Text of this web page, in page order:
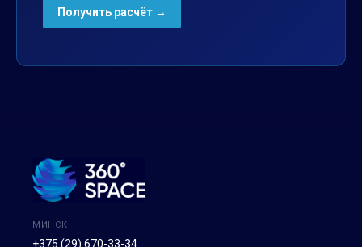
МИНСК
+375 (29) 670-33-34